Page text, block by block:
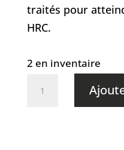
traités pour
HRC.
2 en inventaire